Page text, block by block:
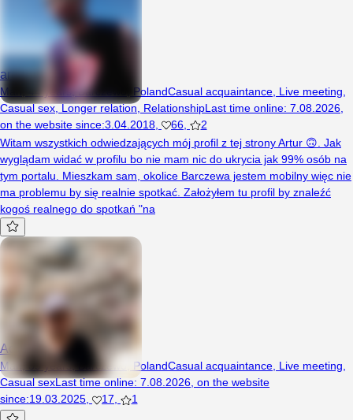
arturo81
Man, 44 years, Barczewo, PolandCasual acquaintance Live meeting
Casual sex,Longer relation RelationshipLast time online: 7.08.2026
on the website since:3.04.2018 66
2
Witam wszystkich odwiedzających mój profil z tej strony Artur 🙃. Jak
wyglądam widać w profilu bo nie mam nic do ukrycia jak 99% osób na
tym portalu. Mieszkam sam, okolice Barczewa jestem mobilny więc nie
ma problemu by się realnie spotkać. Założyłem tu profil by znaleźć
kogoś realnego do spotkań "na
Adr86a
Man, 39 years, Barczewo, PolandCasual acquaintance Live meeting
Casual sexLast time online: 7.08.2026 on the website
since:19.03.2025 17 1